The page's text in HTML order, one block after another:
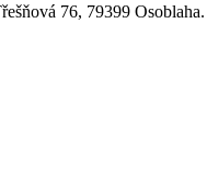
76, 79399